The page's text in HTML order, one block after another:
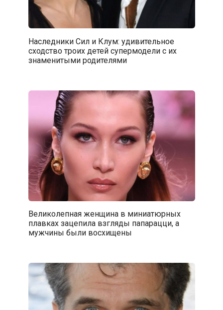
Наследники Сил и Клум: удивительное
сходство троих детей супермодели с их
знаменитыми родителями
Великолепная женщина в миниатюрных
плавках зацепила взгляды папарацци, а
мужчины были восхищены